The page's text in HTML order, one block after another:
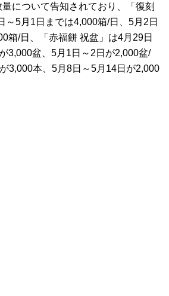
について告知されており、「復刻
～5月1日までは4,000箱/日、5月2日
箱/日、「赤福餅 祝盆」は4月29日
3,000盆、5月1日～2日が2,000盆/
3,000本、5月8日～5月14日が2,000